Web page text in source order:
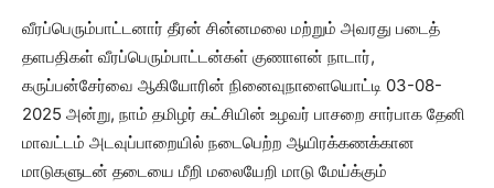
வீரப்பெரும்பாட்டனார் தீரன் சின்னமலை மற்றும் அவரது படைத்
தளபதிகள் வீரப்பெரும்பாட்டன்கள் குணாளன் நாடார்,
கருப்பன்சேர்வை ஆகியோரின் நினைவுநாளையொட்டி 03-08-
2025 அன்று, நாம் தமிழர் கட்சியின் உழவர் பாசறை சார்பாக தேனி
மாவட்டம் அடவுப்பாறையில் நடைபெற்ற ஆயிரக்கணக்கான
மாடுகளுடன் தடையை மீறி மலையேறி மாடு மேய்க்கும்